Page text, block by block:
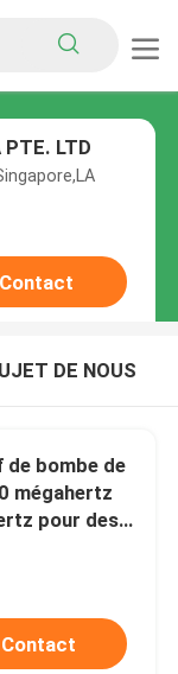
LTD
Contact
DE NOUS
bombe de
mégahertz
pour des
Contact